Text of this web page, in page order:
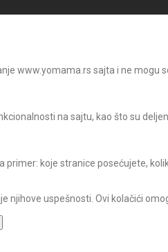
www.yomama.rs sajta i ne
na sajtu, kao što su
primer: koje stranice posećujete,
njihove uspešnosti. Ovi kolačići